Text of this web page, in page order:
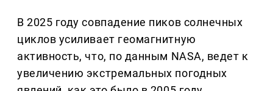
В 2025 году совпадение пиков солнечных
циклов усиливает геомагнитную
активность, что, по данным NASA, ведет к
увеличению экстремальных погодных